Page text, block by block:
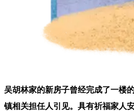
吴胡林家的新房子曾经完成了一楼
镇相关担任人引见。具有祈福家人